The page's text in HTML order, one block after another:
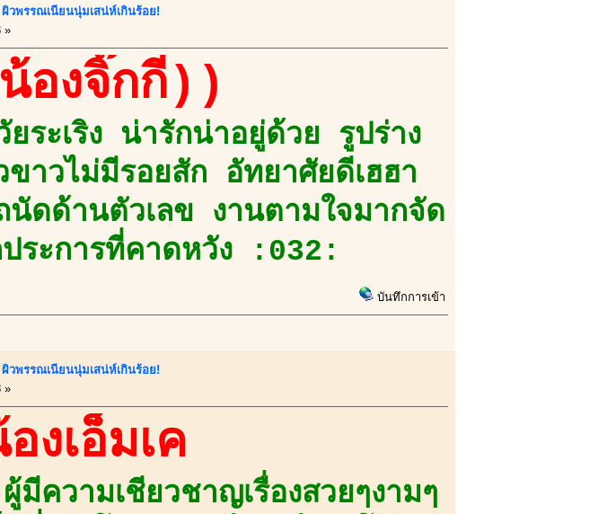
ผิวพรรณเนียนนุ่มเสน่ห์เกินร้อย!
»
องจิ๊กกี๋))
ยระเริง น่ารักน่าอยู่ด้วย รูปร่าง
าวไม่มีรอยสัก อัทยาศัยดีเฮฮา
นัดด้านตัวเลข งานตามใจมากจัด
ประการที่คาดหวัง :032:
บันทึกการเข้า
ผิวพรรณเนียนนุ่มเสน่ห์เกินร้อย!
»
งเอ็มเค
ความเชียวชาญเรื่องสวยๆงามๆ